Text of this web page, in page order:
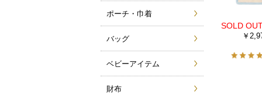
￥
ポーチ・巾着
バッグ
ベビーアイテム
財布